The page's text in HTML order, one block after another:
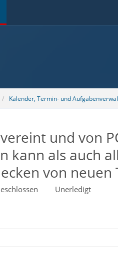
Kalender, Termin- und
und von
als auch
von neuen
Unerledigt